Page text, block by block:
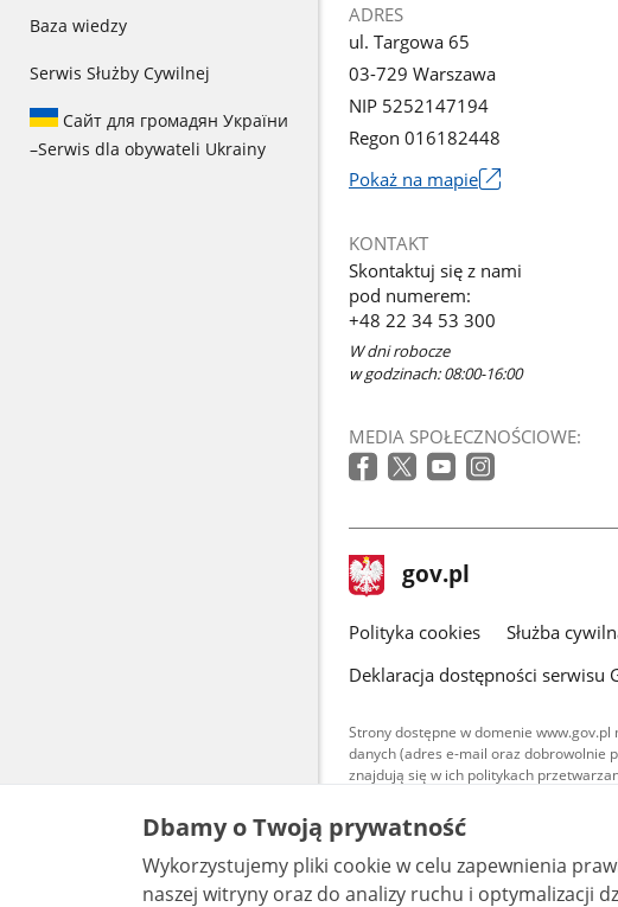
Baza wiedzy
Serwis Służby Cywilnej
Сайт для громадян України
–Serwis dla obywateli Ukrainy
ADRES
ul. Targowa 65
03-729 Warszawa
NIP 5252147194
Regon 016182448
Pokaż na mapie
się
w
nowym
oknie
KONTAKT
Skontaktuj się z nami
pod numerem:
+48 22 34 53 300
W dni robocze
w godzinach: 08:00-16:00
MEDIA SPOŁECZNOŚCIOWE:
stopka
gov.pl Strona
gov.pl
gov.pl
Polityka cookies Służba
Deklaracja dostępności serwisu
Strony dostępne w domenie
danych (adres e-mail oraz dobrowolnie
znajdują się w ich politykach
Treści tekstowe
udostępniane na licencji
warunkach 4.0 (CC BY-
są udostępniane na
bez utworów zależnych
Dbamy o Twoją prywatność
Wykorzystujemy pliki cookie w celu zapewnienia
naszej witryny oraz do analizy ruchu i optymalizacji działania